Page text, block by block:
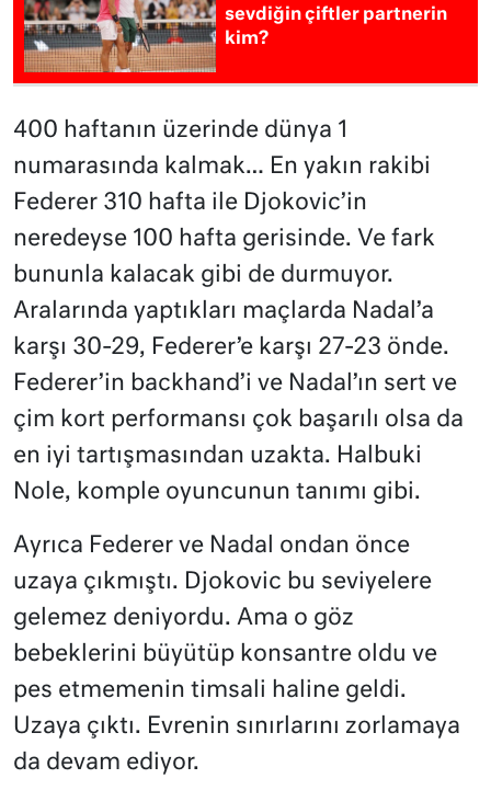
sevdiğin çiftler partnerin
kim?
400 haftanın üzerinde dünya 1
numarasında kalmak… En yakın rakibi
Federer 310 hafta ile Djokovic’in
neredeyse 100 hafta gerisinde. Ve fark
bununla kalacak gibi de durmuyor.
Aralarında yaptıkları maçlarda Nadal’a
karşı 30-29, Federer’e karşı 27-23 önde.
Federer’in backhand’i ve Nadal’ın sert ve
çim kort performansı çok başarılı olsa da
en iyi tartışmasından uzakta. Halbuki
Nole, komple oyuncunun tanımı gibi.
Ayrıca Federer ve Nadal ondan önce
uzaya çıkmıştı. Djokovic bu seviyelere
gelemez deniyordu. Ama o göz
bebeklerini büyütüp konsantre oldu ve
pes etmemenin timsali haline geldi.
Uzaya çıktı. Evrenin sınırlarını zorlamaya
da devam ediyor.